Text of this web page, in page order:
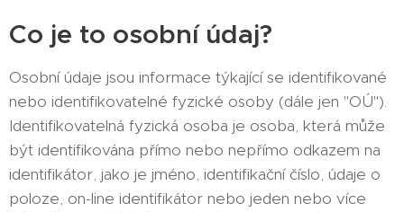
Co je to osobní údaj?
Osobní údaje jsou informace týkající se identifikované
nebo identifikovatelné fyzické osoby (dále jen "OÚ").
Identifikovatelná fyzická osoba je osoba, která může
být identifikována přímo nebo nepřímo odkazem na
identifikátor, jako je jméno, identifikační číslo, údaje o
poloze, on-line identifikátor nebo jeden nebo více